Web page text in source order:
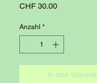
CHF 30.00Preis
Anzahl *
In den